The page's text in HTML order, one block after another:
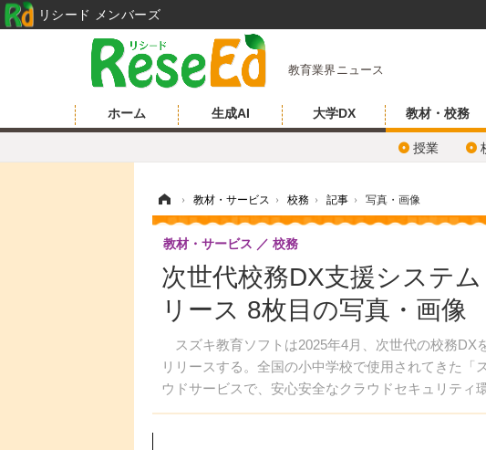
教育業界ニュース
ホーム 生成AI 大学DX 教材・校務
授業
› 教材・サービス › 校務 › 記事 › 写真・画像
次世代校務DX支援システ
リース 8枚目の写真・画像
スズキ教育ソフトは2025年4月、次世代の校務DX
リリースする。全国の小中学校で使用されてきた「
ウドサービスで、安心安全なクラウドセキュリティ
教材・サービス 校務
リシード メンバーズ